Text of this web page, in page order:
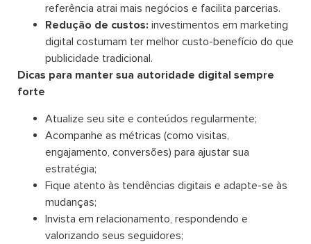
referência atrai mais negócios e facilita parcerias.
Redução de custos: investimentos em marketing
digital costumam ter melhor custo-benefício do que
publicidade tradicional.
Dicas para manter sua autoridade digital sempre
forte
Atualize seu site e conteúdos regularmente;
Acompanhe as métricas (como visitas,
engajamento, conversões) para ajustar sua
estratégia;
Fique atento às tendências digitais e adapte-se às
mudanças;
Invista em relacionamento, respondendo e
valorizando seus seguidores;